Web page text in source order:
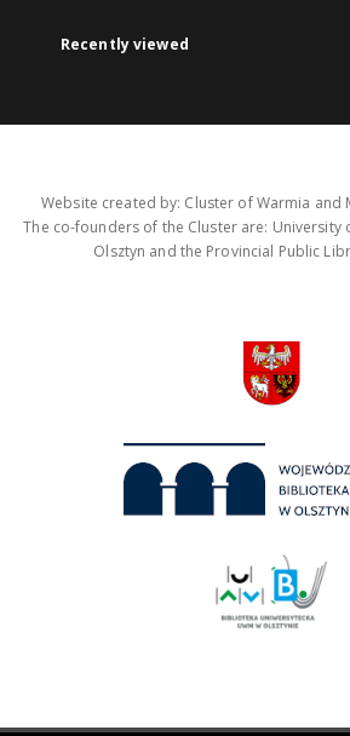
Recently viewed
Website created by: Cluster of Warmia and
The co-founders of the Cluster are: University
Olsztyn and the Provincial Public